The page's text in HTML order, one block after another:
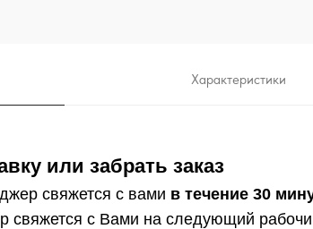
Характеристики
или забрать заказ
свяжется с вами в течение 30
свяжется с Вами на следующий